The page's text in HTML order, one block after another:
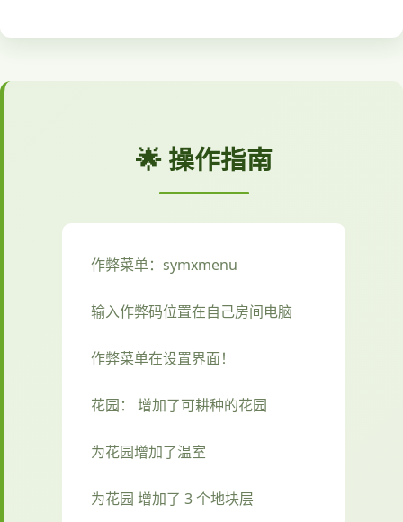
🌟 操作指南
作弊菜单：symxmenu
输入作弊码位置在自己房间电脑
作弊菜单在设置界面！
花园： 增加了可耕种的花园
为花园增加了温室
为花园 增加了 3 个地块层